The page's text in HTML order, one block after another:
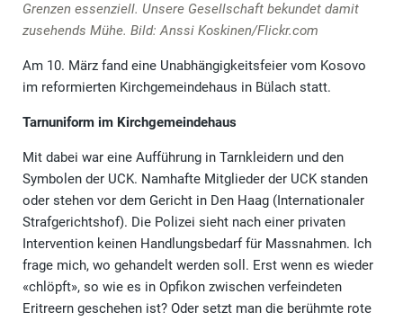
Grenzen essenziell. Unsere Gesellschaft bekundet damit
zusehends Mühe. Bild: Anssi Koskinen/Flickr.com
Am 10. März fand eine Unabhängigkeitsfeier vom Kosovo
im reformierten Kirchgemeindehaus in Bülach statt.
Tarnuniform im Kirchgemeindehaus
Mit dabei war eine Aufführung in Tarnkleidern und den
Symbolen der UCK. Namhafte Mitglieder der UCK standen
oder stehen vor dem Gericht in Den Haag (Internationaler
Strafgerichtshof). Die Polizei sieht nach einer privaten
Intervention keinen Handlungsbedarf für Massnahmen. Ich
frage mich, wo gehandelt werden soll. Erst wenn es wieder
«chlöpft», so wie es in Opfikon zwischen verfeindeten
Eritreern geschehen ist? Oder setzt man die berühmte rote